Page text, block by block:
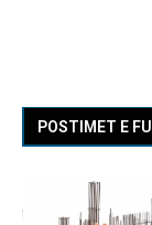
POSTIMET E